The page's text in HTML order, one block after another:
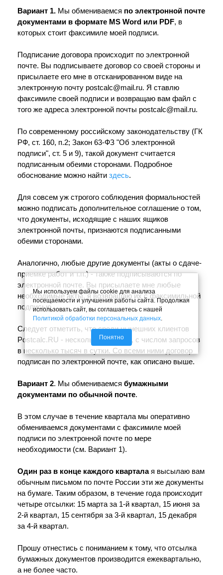
Вариант 1. Мы обмениваемся по электронной почте
документами в формате MS Word или PDF, в
которых стоит факсимиле моей подписи.
Подписание договора происходит по электронной
почте. Вы подписываете договор со своей стороны и
присылаете его мне в отсканированном виде на
электронную почту postcalc@mail.ru. Я ставлю
факсимиле своей подписи и возвращаю вам файл с
того же адреса электронной почты postcalc@mail.ru.
По современному российскому законодательству (ГК
РФ, ст. 160, п.2; Закон 63-ФЗ "Об электронной
подписи", ст. 5 и 9), такой документ считается
подписанным обеими сторонами. Подробное
обоснование можно найти здесь.
Для совсем уж строгого соблюдения формальностей
можно подписать дополнительное соглашение о том,
что документы, исходящие с наших ящиков
электронной почты, признаются подписанными
обеими сторонами.
Аналогично, любые другие документы (акты о сдаче-
приемке работ и т.п.) - также подписываются по
электронной почте. Вы присылаете мне любые
необходимые акты, я возвращаю их с факсимильной
подписью.
Следует отметить, что среди нынешних клиентов
Postcalc.RU - несколько крупных, с числом запросов
в несколько тысяч в сутки. Со всеми ними договор
подписан по электронной почте, как описано выше.
Вариант 2. Мы обмениваемся бумажными
документами по обычной почте.
В этом случае в течение квартала мы оперативно
обмениваемся документами с факсимиле моей
подписи по электронной почте по мере
необходимости (см. Вариант 1).
Один раз в конце каждого кварталая высылаю вам
обычным письмом по почте России эти же документы
на бумаге. Таким образом, в течение года происходит
четыре отсылки: 15 марта за 1-й квартал, 15 июня за
2-й квартал, 15 сентября за 3-й квартал, 15 декабря
за 4-й квартал.
Прошу отнестись с пониманием к тому, что отсылка
бумажных документов производится ежеквартально,
а не более часто.
Мы используем файлы cookie для анализа
посещаемости и улучшения работы сайта. Продолжая
использовать сайт, вы соглашаетесь с нашей
Политикой обработки персональных данных
Понятно